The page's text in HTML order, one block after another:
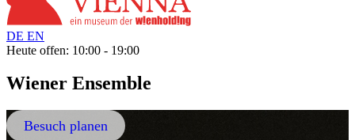
DE EN
Heute offen: 10:00 - 19:00
Wiener Ensemble
Besuch planen